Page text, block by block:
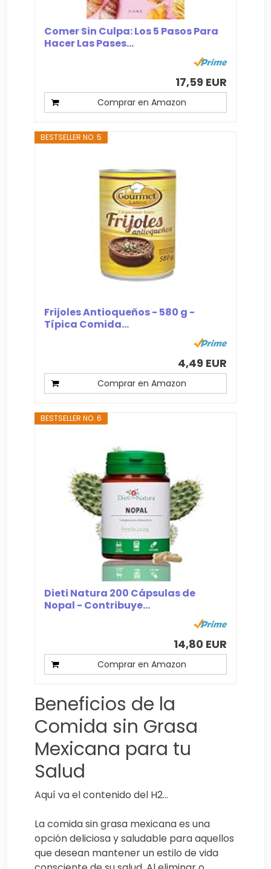
Comer Sin Culpa: Los 5 Pasos Para
Hacer Las Pases...
17,59 EUR
Comprar en Amazon
BESTSELLER NO. 5
Frijoles Antioqueños - 580 g -
Típica Comida...
4,49 EUR
Comprar en Amazon
BESTSELLER NO. 6
Dieti Natura 200 Cápsulas de
Nopal - Contribuye...
14,80 EUR
Comprar en Amazon
Beneficios de la
Comida sin Grasa
Mexicana para tu
Salud
Aquí va el contenido del H2…
La comida sin grasa mexicana es una
opción deliciosa y saludable para aquellos
que desean mantener un estilo de vida